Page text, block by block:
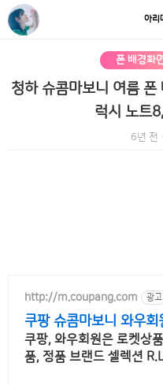
아리
폰 배경화
청하 슈콤마보니 여름
럭시 노트
6년 전 ·
http://m.coupang.com 광고
쿠팡 슈콤마보니 와우회
무료배송
쿠팡, 와우회원은 로켓상
품, 정품 브랜드 셀렉션